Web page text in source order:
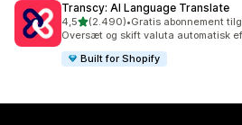
Transcy: AI Language Translate
4,5ud af 5 stjerner
(2.490)
2490 anmeldelser i alt
•Gratis abonnement
Oversæt og skift valuta automatisk
Built for Shopify